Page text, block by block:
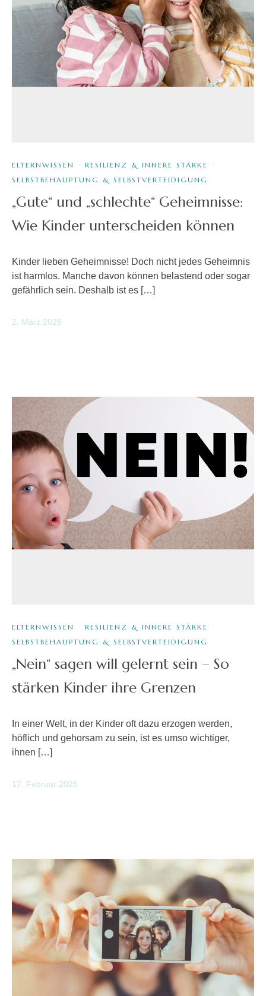
ELTERNWISSEN · RESILIENZ & INNERE STÄRKE
·
SELBSTBEHAUPTUNG & SELBSTVERTEIDIGUNG
„Gute“ und „schlechte“ Geheimnisse:
Wie Kinder unterscheiden können
Kinder lieben Geheimnisse! Doch nicht jedes Geheimnis
ist harmlos. Manche davon können belastend oder sogar
gefährlich sein. Deshalb ist es […]
2. März 2025
ELTERNWISSEN · RESILIENZ & INNERE STÄRKE
·
SELBSTBEHAUPTUNG & SELBSTVERTEIDIGUNG
„Nein“ sagen will gelernt sein – So
stärken Kinder ihre Grenzen
In einer Welt, in der Kinder oft dazu erzogen werden,
höflich und gehorsam zu sein, ist es umso wichtiger,
ihnen […]
17. Februar 2025